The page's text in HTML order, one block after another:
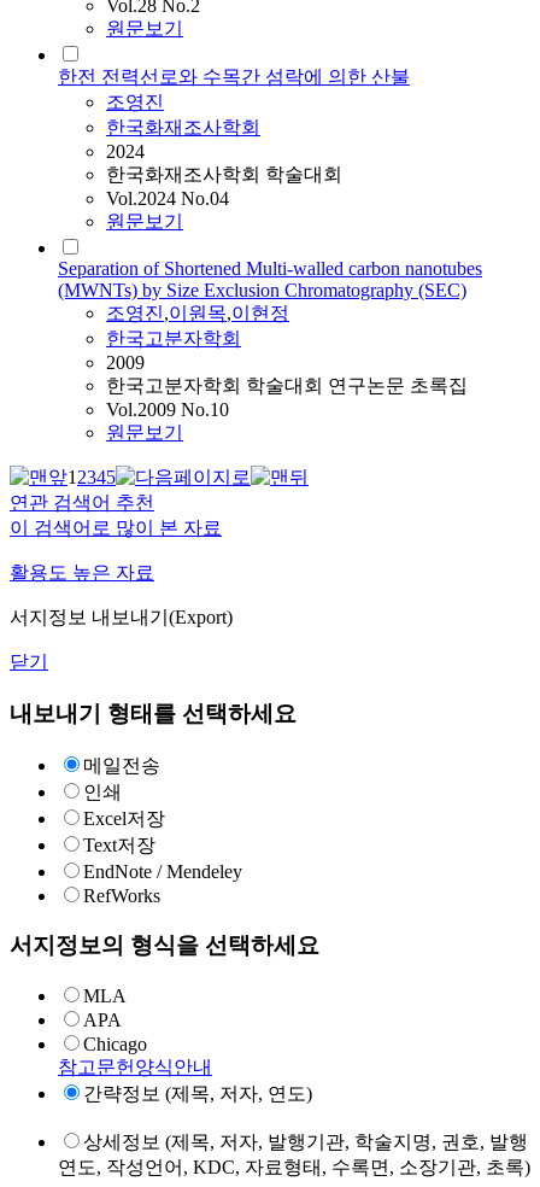
Vol.28 No.2
원문보기
한전 전력선로와 수목간 섬락에 의한 산불
조영진
한국화재조사학회
2024
한국화재조사학회 학술대회
Vol.2024 No.04
원문보기
Separation of Shortened Multi-walled carbon nanotubes
(MWNTs) by Size Exclusion Chromatography (SEC)
조영진,이원목,이현정
한국고분자학회
2009
한국고분자학회 학술대회 연구논문 초록집
Vol.2009 No.10
원문보기
12345
연관 검색어 추천
이 검색어로 많이 본 자료
활용도 높은 자료
서지정보 내보내기(Export)
닫기
내보내기 형태를 선택하세요
메일전송
인쇄
Excel저장
Text저장
EndNote / Mendeley
RefWorks
서지정보의 형식을 선택하세요
MLA
APA
Chicago
참고문헌양식안내
간략정보 (제목, 저자, 연도)
상세정보 (제목, 저자, 발행기관, 학술지명, 권호, 발행
연도, 작성언어, KDC, 자료형태, 수록면, 소장기관, 초록)